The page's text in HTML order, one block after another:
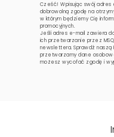
Cześć! Wpisując swój adres
dobrowolną zgodę na
w którym będziemy Cię
promocyjnych.
Jeśli adres e-mail zawiera
ich przetwarzanie przez
newslettera. Sprawdź naszą
przetwarzamy dane
możesz wycofać zgodę i